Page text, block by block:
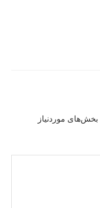
بخش‌های موردنیاز